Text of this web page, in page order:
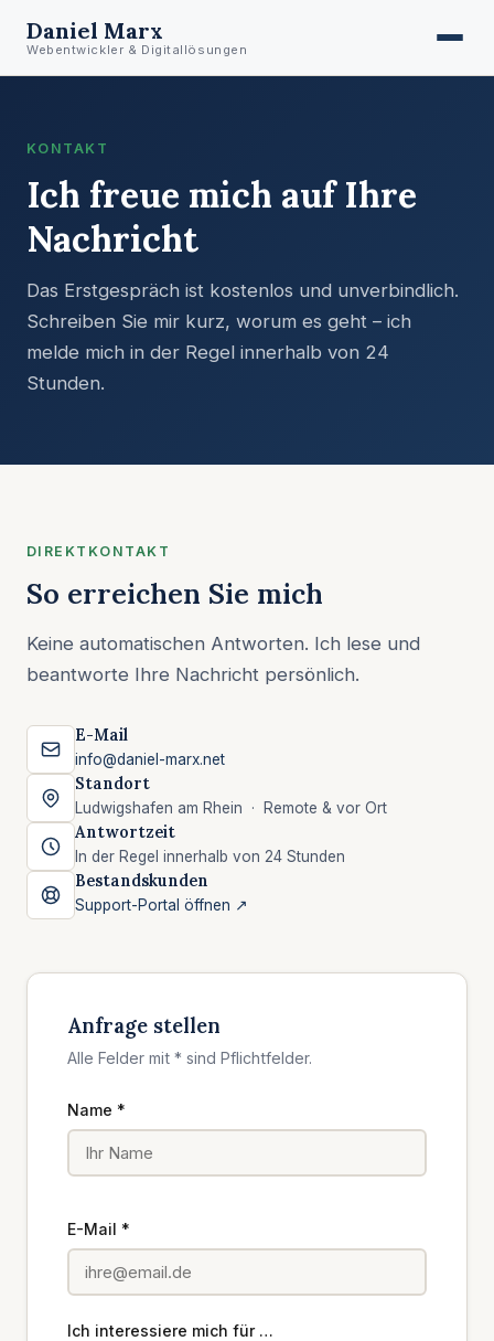
Daniel Marx
Webentwickler & Digitallösungen
KONTAKT
Ich freue mich auf Ihre
Nachricht
Das Erstgespräch ist kostenlos und unverbindlich.
Schreiben Sie mir kurz, worum es geht – ich
melde mich in der Regel innerhalb von 24
Stunden.
DIREKTKONTAKT
So erreichen Sie mich
Keine automatischen Antworten. Ich lese und
beantworte Ihre Nachricht persönlich.
E-Mail
info@daniel-marx.net
Standort
Ludwigshafen am Rhein · Remote & vor Ort
Antwortzeit
In der Regel innerhalb von 24 Stunden
Bestandskunden
Support-Portal öffnen ↗
Anfrage stellen
Alle Felder mit * sind Pflichtfelder.
Name *
E-Mail *
Ich interessiere mich für …